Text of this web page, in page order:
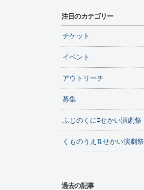
注目のカテゴリー
チケット
イベント
アウトリーチ
募集
ふじのくに⇄せかい演劇祭
くものうえ⇅せかい演劇祭
過去の記事